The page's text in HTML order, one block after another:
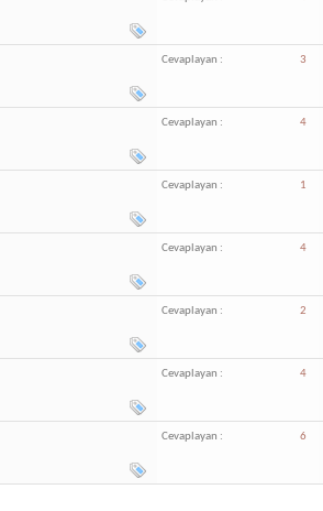
Cevaplayan : 3
Cevaplayan : 4
Cevaplayan : 1
Cevaplayan : 4
Cevaplayan : 2
Cevaplayan : 4
Cevaplayan : 6